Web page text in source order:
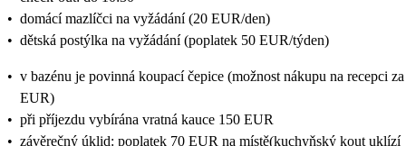
• domácí mazlíčci na vyžádání (20 EUR/den)
• dětská postýlka na vyžádání (poplatek 50 EUR/týden)
• v bazénu je povinná koupací čepice (možnost nákupu na recepci
EUR)
• při příjezdu vybírána vratná kauce 150 EUR
• závěrečný úklid: poplatek 70 EUR na místě(kuchyňský kout uklízí